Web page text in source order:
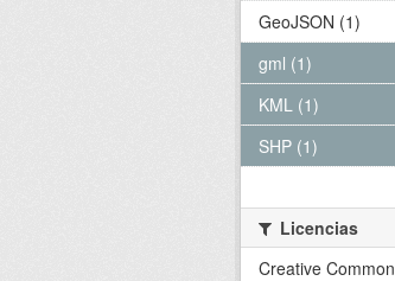
GeoJSON (1)
gml (1)
KML (1)
SHP (1)
Licencias
Creative